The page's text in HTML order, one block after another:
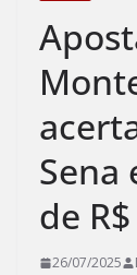
Sena
de
26/07/2025